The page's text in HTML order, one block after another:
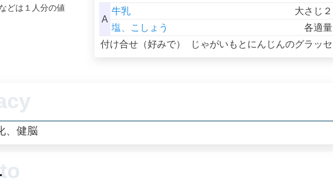
１人分
A
牛乳
大さじ２
塩、こしょう
各適量
付け合せ（好みで）
じゃがいもとにんじんのグラッセ
、健脳